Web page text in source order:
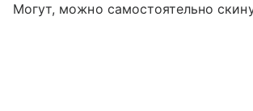
Могут, можно самостоятельно